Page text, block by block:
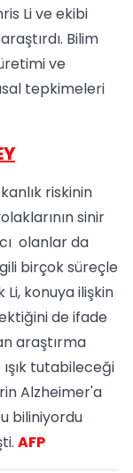
Li ve ekibi
Bilim
ve
tepkimeleri
riskinin
sinir
olanlar da
birçok süreçle
Li, konuya ilişkin
de ifade
araştırma
tutabileceği
Alzheimer'a
biliniyordu
AFP